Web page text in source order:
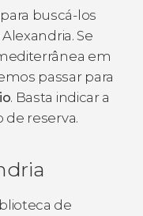
buscá-los
Se
em
passar para
. Basta indicar a
reserva.
de